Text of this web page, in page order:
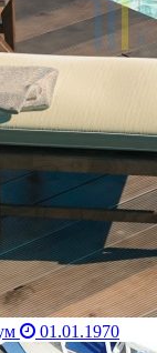
01.01.1970